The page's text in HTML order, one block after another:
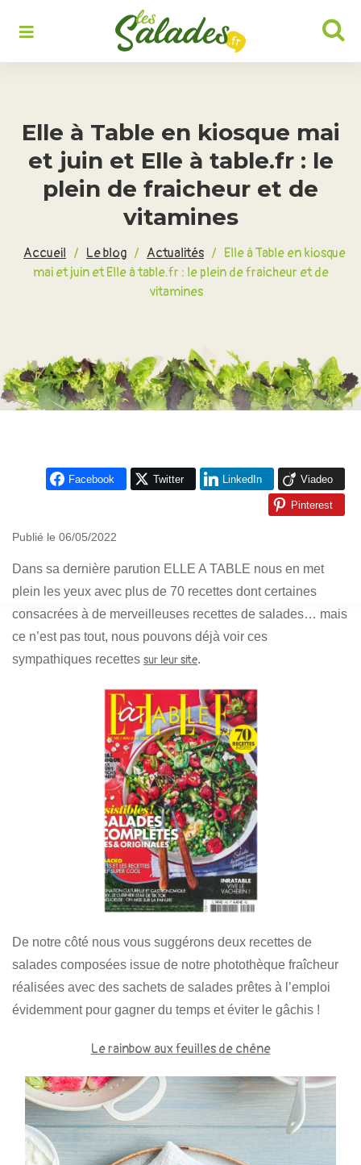
Elle à Table en kiosque mai
et juin et Elle à table.fr : le
plein de fraicheur et de
vitamines
Accueil / Le blog / Actualités / Elle à Table en kiosque
mai et juin et Elle à table.fr : le plein de fraicheur et de
vitamines
Facebook Twitter LinkedIn Viadeo
Pinterest
Publié le 06/05/2022
Dans sa dernière parution ELLE A TABLE nous en met
plein les yeux avec plus de 70 recettes dont certaines
consacrées à de merveilleuses recettes de salades… mais
ce n’est pas tout, nous pouvons déjà voir ces
sympathiques recettes sur leur site.
De notre côté nous vous suggérons deux recettes de
salades composées issue de notre photothèque fraîcheur
réalisées avec des sachets de salades prêtes à l’emploi
évidemment pour gagner du temps et éviter le gâchis !
Le rainbow aux feuilles de chêne